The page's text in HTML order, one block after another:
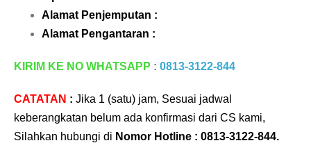
Alamat Penjemputan :
Alamat Pengantaran :
KIRIM KE NO WHATSAPP : 0813-3122-844
CATATAN : Jika 1 (satu) jam, Sesuai jadwal
keberangkatan belum ada konfirmasi dari CS kami,
Silahkan hubungi di Nomor Hotline : 0813-3122-844.